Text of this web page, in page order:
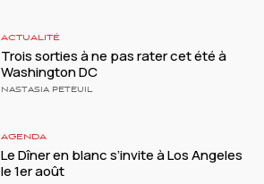
ACTUALITÉ
Trois sorties à ne pas rater cet été à
Washington DC
NASTASIA PETEUIL
AGENDA
Le Dîner en blanc s’invite à Los Angeles
le 1er août